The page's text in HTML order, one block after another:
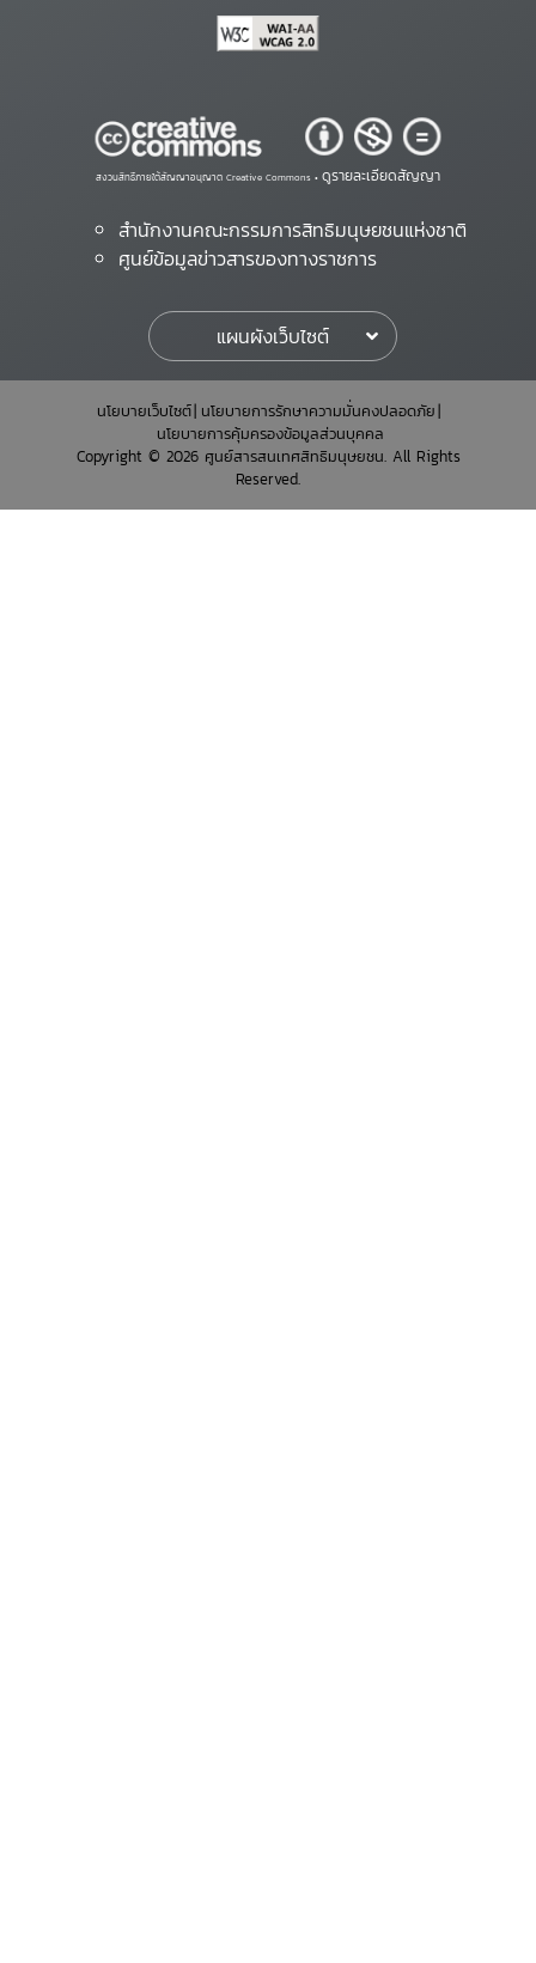
สงวนสิทธิ์ภายใต้สัญญาอนุญาต Creative Commons • ดูรายละเอียดสัญญา
สำนักงานคณะกรรมการสิทธิมนุษยชนแห่งชาติ
ศูนย์ข้อมูลข่าวสารของทางราชการ
แผนผังเว็บไซต์
นโยบายเว็บไซต์ นโยบายการรักษาความมั่นคงปลอดภัย
นโยบายการคุ้มครองข้อมูลส่วนบุคคล
Copyright © 2026 ศูนย์สารสนเทศสิทธิมนุษยชน. All Rights
Reserved.